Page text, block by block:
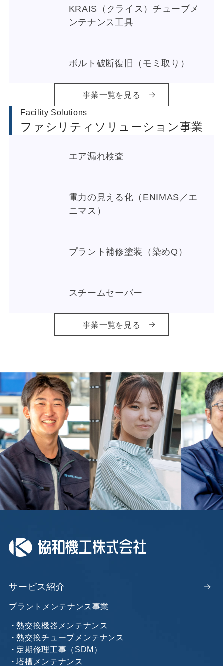
KRAIS（クライス）チューブメ
ンテナンス工具
ボルト破断復旧（モミ取り）
事業一覧を見る
Facility Solutions
ファシリティソリューション事業
エア漏れ検査
電力の見える化（ENIMAS／エ
ニマス）
プラント補修塗装（染めQ）
スチームセーバー
事業一覧を見る
サービス紹介
プラントメンテナンス事業
熱交換機器メンテナンス
熱交換チューブメンテナンス
定期修理工事（SDM）
塔槽メンテナンス